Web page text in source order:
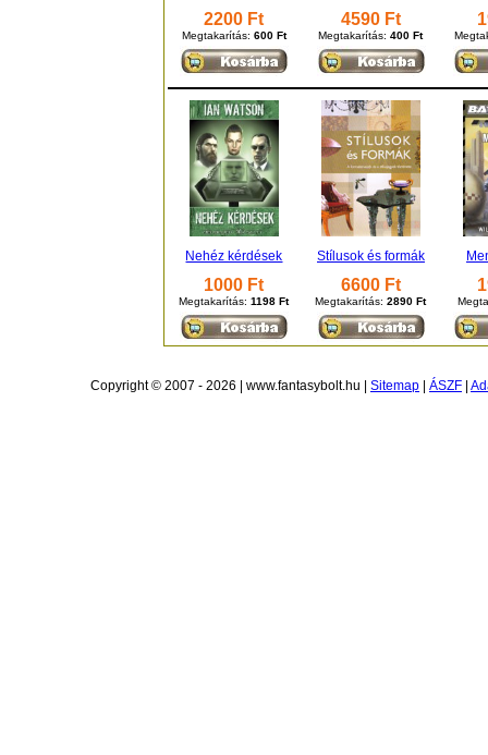
2200 Ft
Megtakarítás: 600 Ft
4590 Ft
Megtakarítás:400 Ft
Nehéz kérdések Stílusok és formák
1000 Ft
Megtakarítás:1198 Ft
6600 Ft
Megtakarítás:2890 Ft
Copyright © 2007 - 2026 | www.fantasybolt.hu | Sitemap ÁSZF